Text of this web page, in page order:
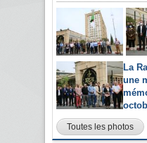
La
une
Toutes les photos